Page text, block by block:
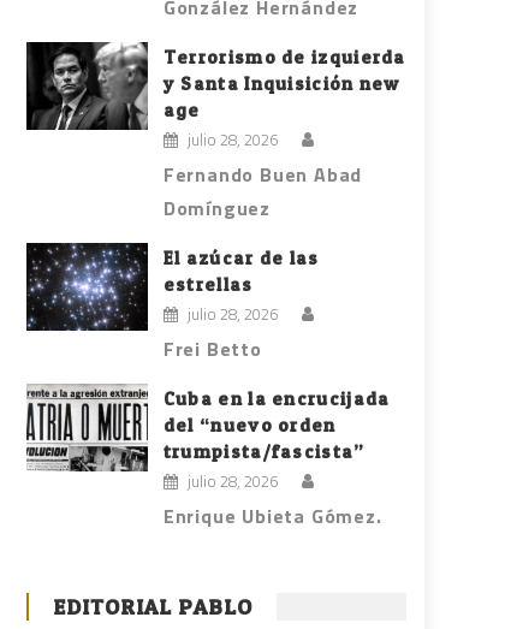
González Hernández
Terrorismo de izquierda
y Santa Inquisición new
age
julio 28, 2026
Fernando Buen Abad
Domínguez
El azúcar de las
estrellas
julio 28, 2026
Frei Betto
Cuba en la encrucijada
del “nuevo orden
trumpista/fascista”
julio 28, 2026
Enrique Ubieta Gómez.
EDITORIAL PABLO